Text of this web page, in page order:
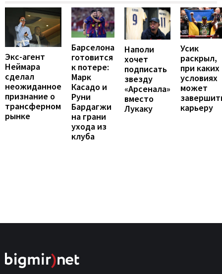
Экс-агент
Неймара
сделал
неожиданное
признание о
трансферном
рынке
Барселона
готовится
к потере:
Марк
Касадо и
Руни
Бардагжи
на грани
ухода из
клуба
Наполи
хочет
подписать
звезду
«Арсенала»
вместо
Лукаку
Усик
раскрыл,
при каких
условиях
может
карьеру